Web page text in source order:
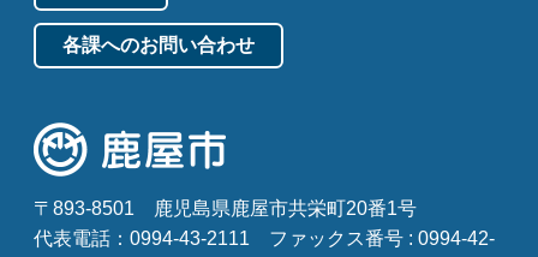
各課へのお問い合わせ
〒893-8501
鹿児島県鹿屋市共栄町20番1号
代表電話：0994-43-2111
ファックス番号 : 0994-42-